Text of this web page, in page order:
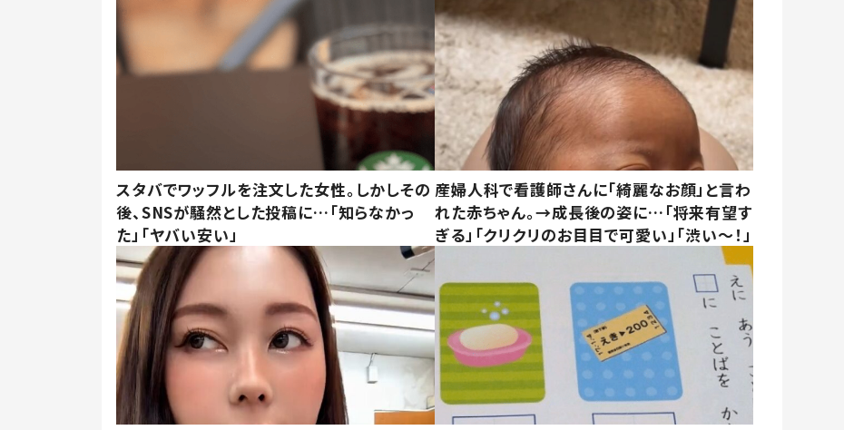
スタバでワッフルを注文した女性。しかしその
後、SNSが騒然とした投稿に…「知らなかっ
た」「ヤバい安い」
産婦人科で看護師さんに「綺麗なお顔」と言わ
れた赤ちゃん。→成長後の姿に…「将来有望す
ぎる」「クリクリのお目目で可愛い」「渋い～！」